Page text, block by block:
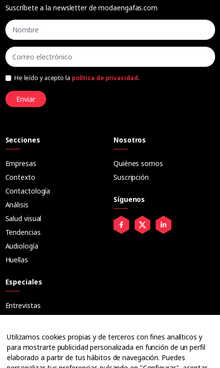
Suscríbete a la newsletter de modaengafas.com
He leído y acepto la política de privacidad.
Enviar
Secciones
Empresas
Contexto
Contactología
Análisis
Salud visual
Tendencias
Audiología
Huellas
Especiales
Entrevistas
Ópticos
Cuadernos
Guías
Nosotros
Quiénes somos
Suscripción
Síguenos
Utilizamos cookies propias y de terceros con fines analíticos y
para mostrarte publicidad personalizada en función de un perfil
elaborado a partir de tus hábitos de navegación. Puedes